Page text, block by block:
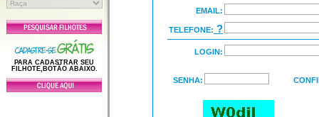
PARA CADASTRAR SEU
FILHOTE,BOTÃO ABAIXO.
EMAIL:
TELEFONE: ?
LOGIN:
SENHA: